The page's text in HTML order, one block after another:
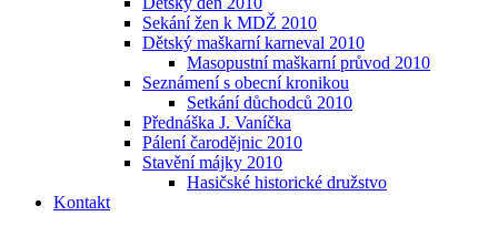
Sekání žen k MDŽ 2010
Dětský maškarní karneval 2010
Masopustní maškarní průvod 2010
Seznámení s obecní kronikou
Setkání důchodců 2010
Přednáška J. Vaníčka
Pálení čarodějnic 2010
Stavění májky 2010
Hasičské historické družstvo
Kontakt